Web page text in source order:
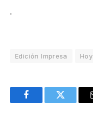
.
Edición Impresa Hoy
FacebookTwitter